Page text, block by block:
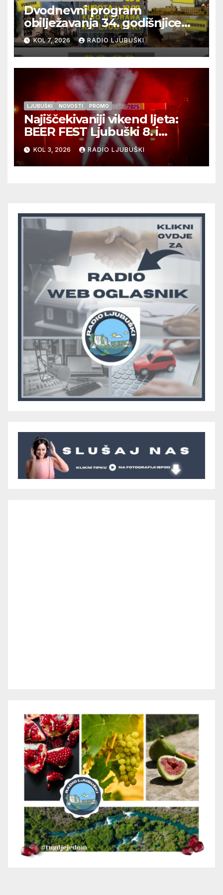
Dvodnevni program
obilježavanja 34. godišnjice
pogibije generala Blaža
Kraljevića i osmorice
pripadnika HOS-a
KOL 7, 2026 RADIO LJUBUŠKI
LJUBUŠKI NOVOSTI PROMO
Najiščekivaniji vikend ljeta:
BEER FEST Ljubuški 8. i
9.kolovoza
KOL 3, 2026 RADIO LJUBUŠKI